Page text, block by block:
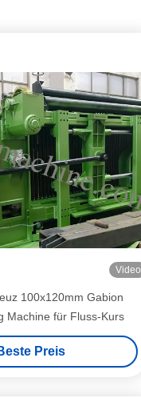
Video
100x120mm Gabion
Machine für Fluss-Kurs
Preis